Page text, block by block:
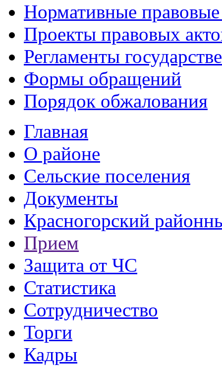
Нормативные
Проекты правовых
Регламенты
Формы обращений
Порядок обжалования
Главная
О районе
Сельские поселения
Документы
Красногорский
Прием
Защита от ЧС
Статистика
Сотрудничество
Торги
Кадры